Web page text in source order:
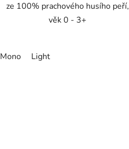
ze 100% prachového husího peří,
věk 0 - 3+
Mono Light